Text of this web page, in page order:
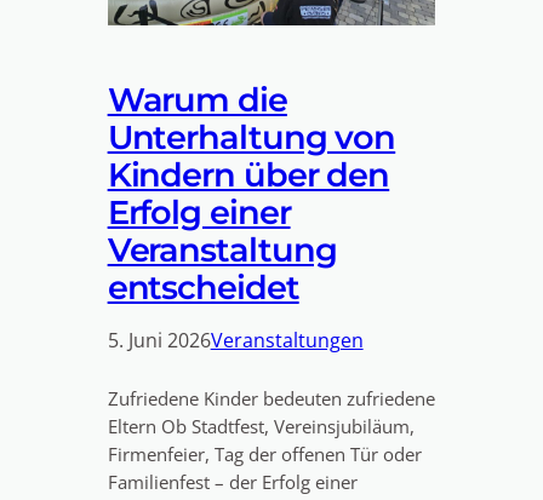
Warum die
Unterhaltung von
Kindern über den
Erfolg einer
Veranstaltung
entscheidet
5. Juni 2026Veranstaltungen
Zufriedene Kinder bedeuten zufriedene
Eltern Ob Stadtfest, Vereinsjubiläum,
Firmenfeier, Tag der offenen Tür oder
Familienfest – der Erfolg einer